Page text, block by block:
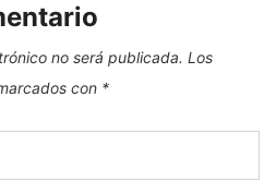
no será publicada. Los
con *